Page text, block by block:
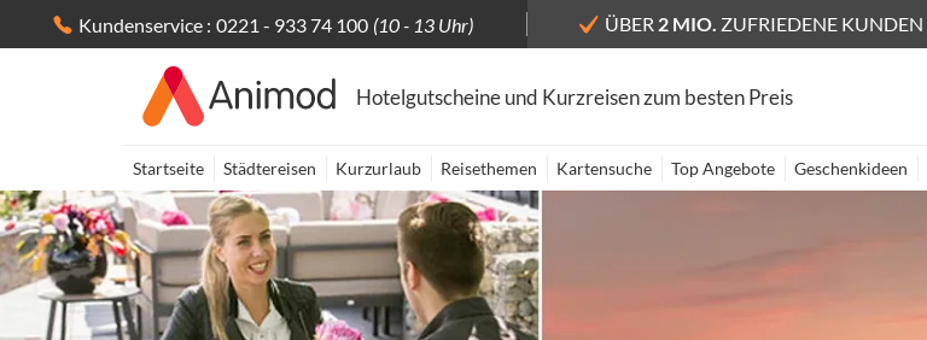
Kundenservice : 0221 - 933 74 100 (10 - 13 Uhr) ÜBER 2 MIO. ZUFRIEDENE KUNDEN
Hotelgutscheine und Kurzreisen zum besten Preis
Startseite Städtereisen Kurzurlaub Reisethemen Kartensuche Top Angebote Geschenkideen